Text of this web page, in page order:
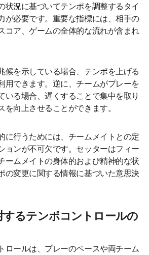
状況に基づいてテンポを調整するタイ
が必要です。重要な指標には、相手の
コア、ゲームの全体的な流れが含まれ
候を示している場合、テンポを上げる
用できます。逆に、チームがプレーを
いる場合、遅くすることで集中を取り
を向上させることができます。
に行うためには、チームメイトとの定
ョンが不可欠です。セッターはフィー
ームメイトの身体的および精神的な状
の変更に関する情報に基づいた意思決
するテンポコントロールの
ロールは、プレーのペースや両チーム